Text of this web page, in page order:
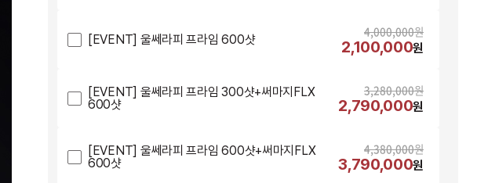
[EVENT] 울쎄라피 프라임 600샷 4,000,000원
2,100,000원
[EVENT] 울쎄라피 프라임 300샷+써마지FLX
600샷
3,280,000원
2,790,000원
[EVENT] 울쎄라피 프라임 600샷+써마지FLX
600샷
4,380,000원
3,790,000원